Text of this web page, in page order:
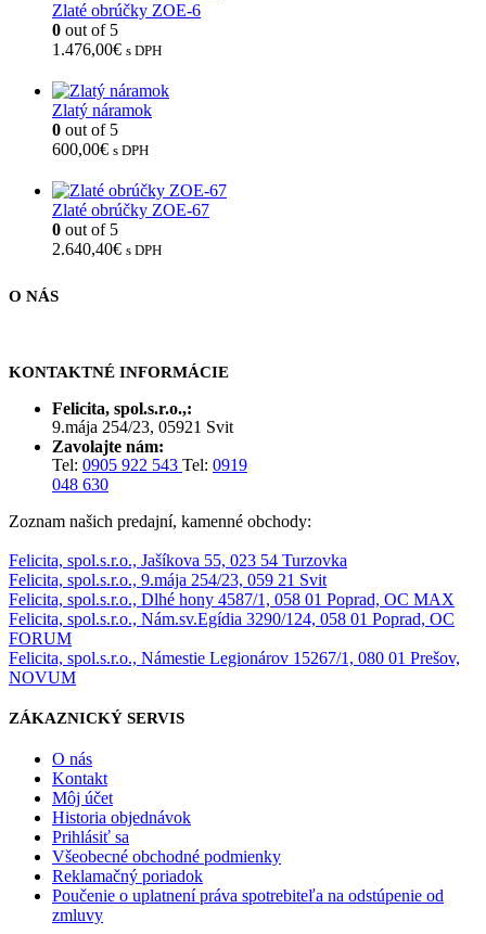
Zlaté obrúčky ZOE-6
0 out of 5
1.476,00€ s DPH
Zlatý náramok
0 out of 5
600,00€ s DPH
Zlaté obrúčky ZOE-67
0 out of 5
2.640,40€ s DPH
O NÁS
KONTAKTNÉ INFORMÁCIE
Felicita, spol.s.r.o.,:
9.mája 254/23, 05921 Svit
Zavolajte nám:
Tel: 0905 922 543 Tel: 0919
048 630
Zoznam našich predajní, kamenné obchody:
Felicita, spol.s.r.o., Jašíkova 55, 023 54 Turzovka
Felicita, spol.s.r.o., 9.mája 254/23, 059 21 Svit
Felicita, spol.s.r.o., Dlhé hony 4587/1, 058 01 Poprad, OC MAX
Felicita, spol.s.r.o., Nám.sv.Egídia 3290/124, 058 01 Poprad, OC
FORUM
Felicita, spol.s.r.o., Námestie Legionárov 15267/1, 080 01 Prešov,
NOVUM
ZÁKAZNICKÝ SERVIS
O nás
Kontakt
Môj účet
Historia objednávok
Prihlásiť sa
Všeobecné obchodné podmienky
Reklamačný poriadok
Poučenie o uplatnení práva spotrebiteľa na odstúpenie od
zmluvy